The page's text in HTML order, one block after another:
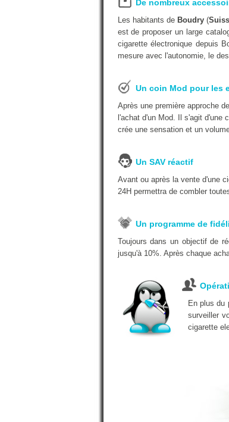
De nombreux
Les habitants de Boudry(
est de proposer un large
cigarette électronique depuis
mesure avec l'autonomie, le
Un coin Mod pour les
Après une première approche
l'achat d'un Mod. Il s'agit d'une
crée une sensation et un
Un SAV réactif
Avant ou après la vente d'une
24H permettra de combler
Un programme de
Toujours dans un objectif de
jusqu'à 10%. Après chaque
En plus du
surveiller
cigarette